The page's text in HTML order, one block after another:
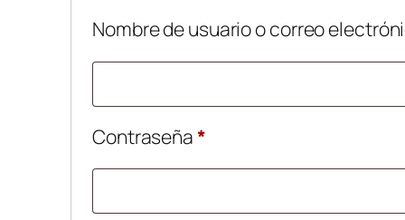
Nombre de usuario o correo
Contraseña*Obligatorio